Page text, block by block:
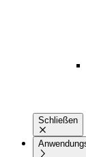
Schließen